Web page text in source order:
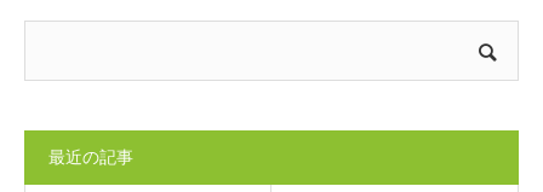
最近の記事